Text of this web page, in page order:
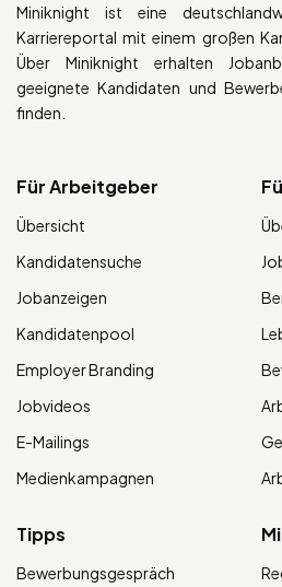
Miniknight ist eine
Karriereportal mit einem großen
Über Miniknight erhalten
geeignete Kandidaten und
finden.
Für Arbeitgeber
Übersicht
Kandidatensuche
Jobanzeigen
Kandidatenpool
Employer Branding
Jobvideos
E-Mailings
Medienkampagnen
Tipps
Bewerbungsgespräch